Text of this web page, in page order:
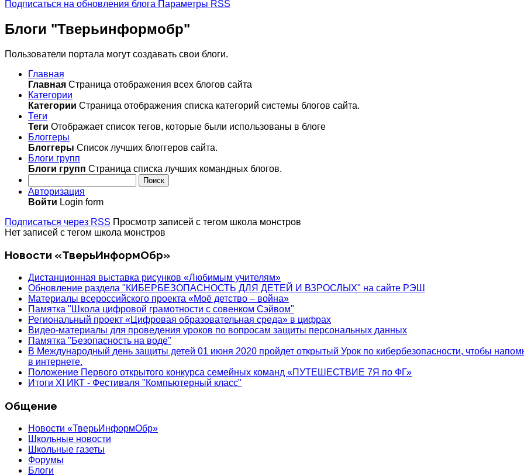
Подписаться на обновления блога Параметры RSS
Блоги "Тверьинформобр"
Пользователи портала могут создавать свои блоги.
Главная
Главная Страница отображения всех блогов сайта
Категории
Категории Страница отображения списка категорий системы блогов сайта.
Теги
Теги Отображает список тегов, которые были использованы в блоге
Блоггеры
Блоггеры Список лучших блоггеров сайта.
Блоги групп
Блоги групп Страница списка лучших командных блогов.
Поиск
Авторизация
Войти Login form
Подписаться через RSS Просмотр записей с тегом школа монстров
Нет записей с тегом школа монстров
Новости «ТверьИнформОбр»
Дистанционная выставка рисунков «Любимым учителям»
Обновление раздела "КИБЕРБЕЗОПАСНОСТЬ ДЛЯ ДЕТЕЙ И ВЗРОСЛЫХ" на сайте РЭШ
Материалы всероссийского проекта «Моё детство – война»
Памятка "Школа цифровой грамотности с совенком Сэйвом"
Региональный проект «Цифровая образовательная среда» в цифрах
Видео-материалы для проведения уроков по вопросам защиты персональных данных
Памятка "Безопасность на воде"
В Международный день защиты детей 01 июня 2020 пройдет открытый Урок по кибербезопасности, чтобы
в интернете.
Положение Первого открытого конкурса семейных команд «ПУТЕШЕСТВИЕ 7Я по ФГ»
Итоги XI ИКТ - Фестиваля "Компьютерный класс"
Общение
Новости «ТверьИнформОбр»
Школьные новости
Школьные газеты
Форумы
Блоги